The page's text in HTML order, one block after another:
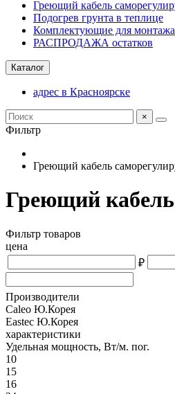
Греющий кабель
Подогрев грунта в теплице
Комплектующие для монтажа
РАСПРОДАЖА остатков
Каталог
адрес в Красноярске
×
Фильтр
Греющий кабель
Греющий
Фильтр товаров
цена
₽
Производители
Caleo Ю.Корея
Eastec Ю.Корея
характеристики
Удельная мощность, Вт/м. пог.
10
15
16